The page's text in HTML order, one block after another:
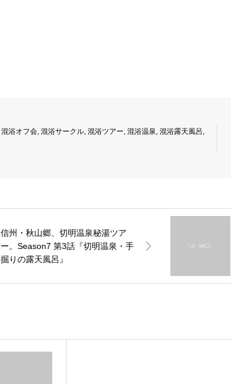
混浴オフ会, 混浴サークル, 混浴ツアー, 混浴温泉, 混浴露天風呂,
信州・秋山郷、切明温泉秘湯ツア
ー。Season7 第3話『切明温泉・手
掘りの露天風呂』